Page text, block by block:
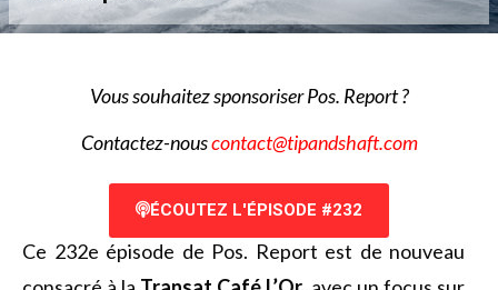
Vous souhaitez sponsoriser Pos. Report ?
Contactez-nouscontact@tipandshaft.com
ÉCOUTEZ L'ÉPISODE #232
Ce 232e épisode de Pos. Report est de nouveau